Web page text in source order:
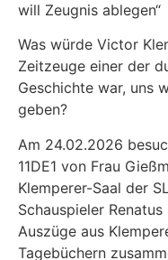
will Zeugnis ablegen“
Was würde Victor
Zeitzeuge einer der
Geschichte war, uns
geben?
Am 24.02.2026
11DE1 von Frau
Klemperer-Saal der
Schauspieler
Auszüge aus
Tagebüchern